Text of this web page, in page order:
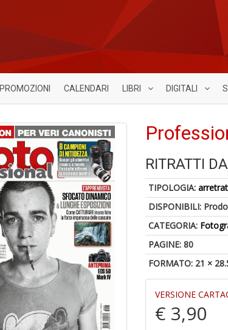
PROMOZIONI CALENDARI LIBRI DIGITALI
RITRATTI
TIPOLOGIA:
DISPONIBILI:
CATEGORIA:
PAGINE: 80
FORMATO: 21 ×
VERSIONE
€ 3,90